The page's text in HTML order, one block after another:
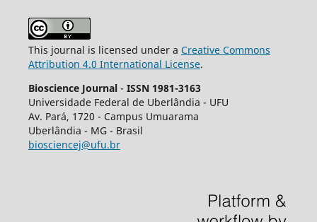
This journal is licensed under a Creative Commons
Attribution 4.0 International License.
Bioscience Journal - ISSN 1981-3163
Universidade Federal de Uberlândia - UFU
Av. Pará, 1720 - Campus Umuarama
Uberlândia - MG - Brasil
biosciencej@ufu.br